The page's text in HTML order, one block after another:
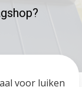
voor luiken